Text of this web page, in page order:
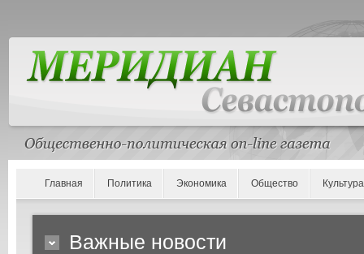
Главная Политика Экономика Общество Культура
Важные новости